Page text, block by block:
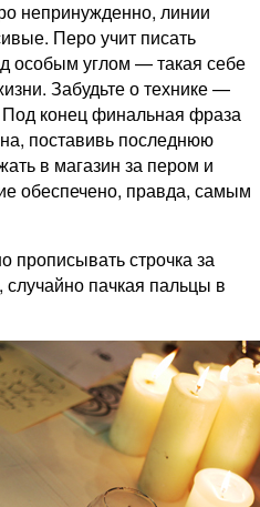
непринужденно, линии
Перо учит писать
особым углом — такая себе
Забудьте о технике —
конец финальная фраза
поставивь последнюю
в магазин за пером и
обеспечено, правда, самым
прописывать строчка за
случайно пачкая пальцы в